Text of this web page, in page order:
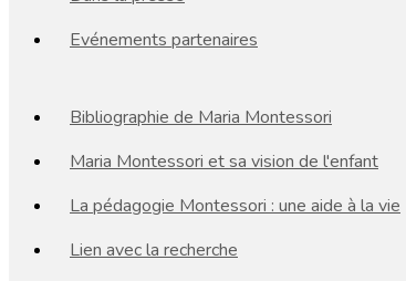
Evénements partenaires
Bibliographie de Maria Montessori
Maria Montessori et sa vision de l'enfant
La pédagogie Montessori : une aide à la vie
Lien avec la recherche